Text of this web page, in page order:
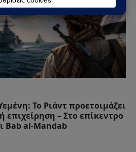
Το Ριάντ προετοιμάζει
επιχείρηση – Στο επίκεντρο
Bab al-Mandab